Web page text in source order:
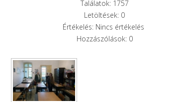
Találatok: 1757
Letöltések: 0
Értékelés: Nincs értékelés
Hozzászólások: 0